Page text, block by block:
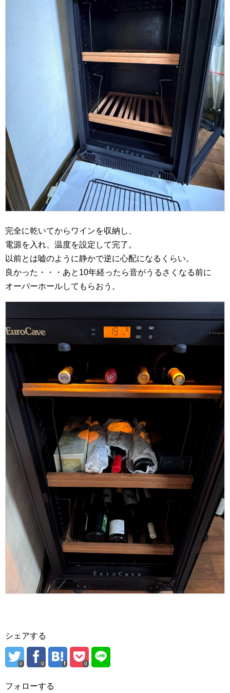
完全に乾いてからワインを収納し、
電源を入れ、温度を設定して完了。
以前とは嘘のように静かで逆に心配になるくらい。
良かった・・・あと10年経ったら音がうるさくなる前に
オーバーホールしてもらおう。
シェアする
0 0 0
フォローする